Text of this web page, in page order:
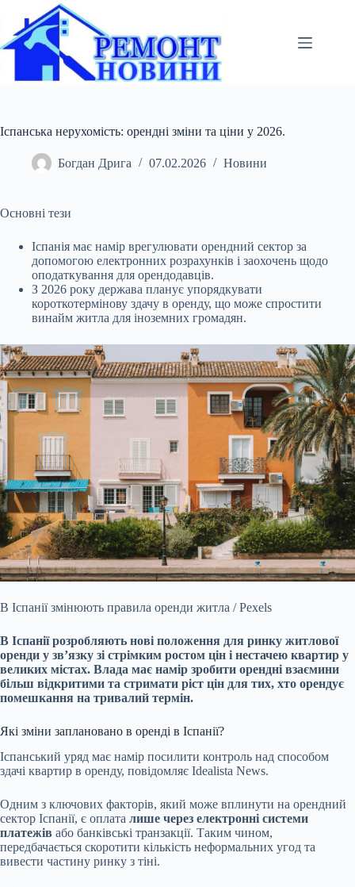
вмісту
Іспанська нерухомість: орендні зміни та ціни у 2026.
Богдан Дрига 07.02.2026 Новини
Основні тези
Іспанія має намір врегулювати орендний сектор за
допомогою електронних розрахунків і заохочень щодо
оподаткування для орендодавців.
З 2026 року держава планує упорядкувати
короткотермінову здачу в оренду, що може спростити
винайм житла для іноземних громадян.
В Іспанії змінюють правила оренди житла / Pexels
В Іспанії розробляють нові положення для ринку житлової
оренди у зв’язку зі стрімким ростом цін і нестачею квартир у
великих містах. Влада має намір зробити орендні взаємини
більш відкритими та стримати ріст цін для тих, хто орендує
помешкання на тривалий термін.
Які зміни заплановано в оренді в Іспанії?
Іспанський уряд має намір посилити контроль над способом
здачі квартир в оренду, повідомляє Idealista News.
Одним з ключових факторів, який може вплинути на орендний
сектор Іспанії, є оплата лише через електронні системи
платежів або банківські транзакції. Таким чином,
передбачається скоротити кількість неформальних угод та
вивести частину ринку з тіні.